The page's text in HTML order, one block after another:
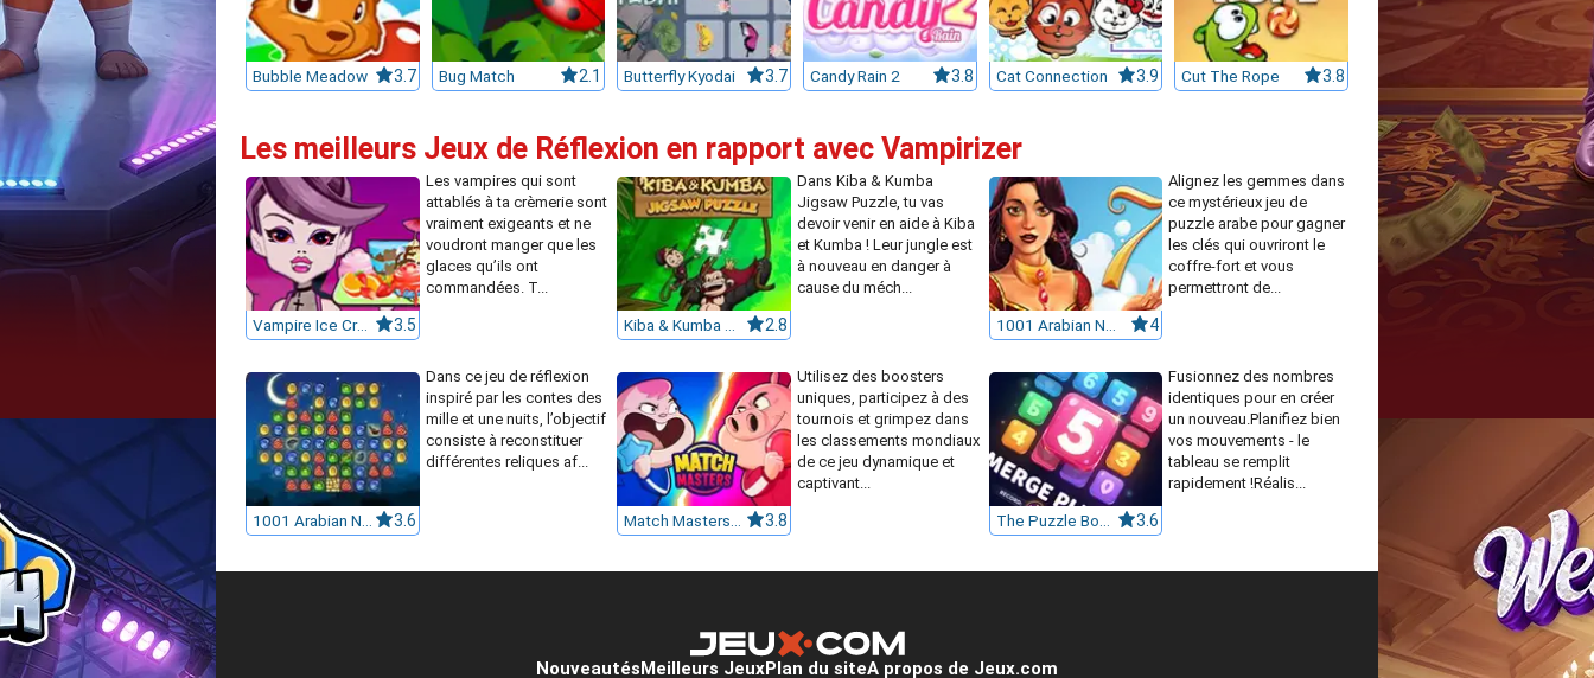
Bubble Meadow 3.7 Bug Match 2.1 Butterfly Kyodai 3.7 Candy Rain 2 3.8 Cat Connection 3.9 Cut The Rope 3.8
Les meilleurs Jeux de Réflexion en rapport avec Vampirizer
Vampire Ice Cream Shop 3.5
Les vampires qui sont
attablés à ta crèmerie sont
vraiment exigeants et ne
voudront manger que les
glaces qu’ils ont
commandées. T...
2.8
Dans Kiba & Kumba
Jigsaw Puzzle, tu vas
devoir venir en aide à Kiba
et Kumba ! Leur jungle est
à nouveau en danger à
cause du méch...
4
Alignez les gemmes dans
ce mystérieux jeu de
puzzle arabe pour gagner
les clés qui ouvriront le
coffre-fort et vous
permettront de...
3.6
Dans ce jeu de réflexion
inspiré par les contes des
mille et une nuits, l’objectif
consiste à reconstituer
différentes reliques af...
3.8
Utilisez des boosters
uniques, participez à des
tournois et grimpez dans
les classements mondiaux
de ce jeu dynamique et
captivant...
3.6
Fusionnez des nombres
identiques pour en créer
un nouveau.Planifiez bien
vos mouvements - le
tableau se remplit
rapidement !Réalis...
Nouveautés Meilleurs JeuxPlan du siteA propos de Jeux.com